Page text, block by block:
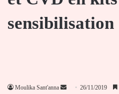
sensibilisation
Moulika Sant'anna
Envoyer26/11/2019